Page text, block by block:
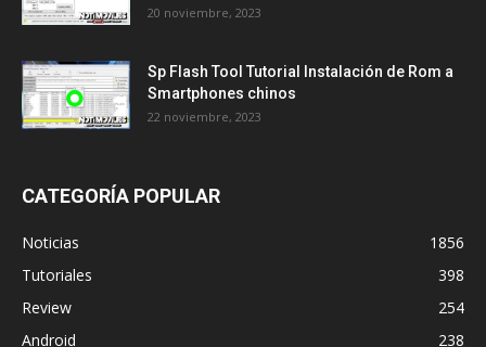
20 noviembre, 2023
Sp Flash Tool Tutorial Instalación de Rom a
Smartphones chinos
22 noviembre, 2023
CATEGORÍA POPULAR
Noticias
1856
Tutoriales
398
Review
254
Android
238